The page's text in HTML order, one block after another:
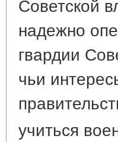
надежно
гвардии
чьи
учиться